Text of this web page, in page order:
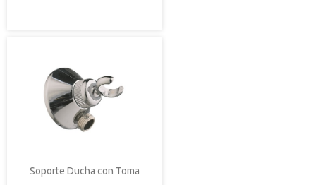
Soporte Ducha con Toma